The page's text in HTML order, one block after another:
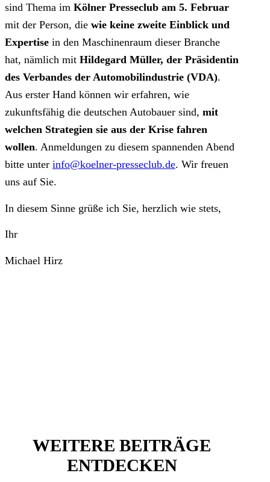
sind Thema im Kölner Presseclub am 5. Februar
mit der Person, die wie keine zweite Einblick und
Expertise in den Maschinenraum dieser Branche
hat, nämlich mit Hildegard Müller, der Präsidentin
des Verbandes der Automobilindustrie (VDA).
Aus erster Hand können wir erfahren, wie
zukunftsfähig die deutschen Autobauer sind, mit
welchen Strategien sie aus der Krise fahren
wollen. Anmeldungen zu diesem spannenden Abend
bitte unter info@koelner-presseclub.de. Wir freuen
uns auf Sie.
In diesem Sinne grüße ich Sie, herzlich wie stets,
Ihr
Michael Hirz
WEITERE BEITRÄGE
ENTDECKEN